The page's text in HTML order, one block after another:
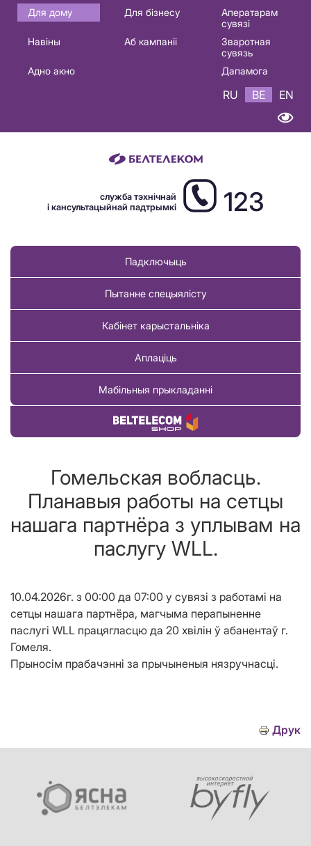
Основная
навигация
Для дому Для бізнесу
Аператарам
сувязі
Навіны
Аб кампаніі
Зваротная
сувязь
Адно акно
Дапамога
RU BE EN
служба тэхнічнай
і кансультацыйнай падтрымкі
123
Падключыць
Пытанне спецыялісту
Кабінет карыстальніка
Аплаціць
Мабільныя прыкладанні
Купіць тавар
Гомельская вобласць.
Планавыя работы на сетцы
нашага партнёра з уплывам на
паслугу WLL.
10.04.2026г. з 00:00 да 07:00 у сувязі з работамi на
сетцы нашага партнёра, магчыма перапыненне
паслугі WLL працягласцю да 20 хвілін ў абанентаў г.
Гомеля.
Прыносім прабачэнні за прычыненыя нязручнасці.
Друк